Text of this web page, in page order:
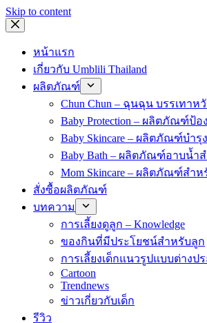
Skip to content
หน้าแรก
เกี่ยวกับ Umblili Thailand
ผลิตภัณฑ์
Chun Chun – ฉุนฉุน บรรเทาห
Baby Protection – ผลิตภัณฑ์ป้
Baby Skincare – ผลิตภัณฑ์บำรุ
Baby Bath – ผลิตภัณฑ์อาบน้ำ
Mom Skincare – ผลิตภัณฑ์สำ
สั่งซื้อผลิตภัณฑ์
บทความ
การเลี้ยงดูลูก – Knowledge
ของกินที่มีประโยชน์สำหรับลูก
การเลี้ยงเด็กแนวรูปแบบต่างป
Cartoon
Trendnews
ข่าวเกี่ยวกับเด็ก
รีวิว